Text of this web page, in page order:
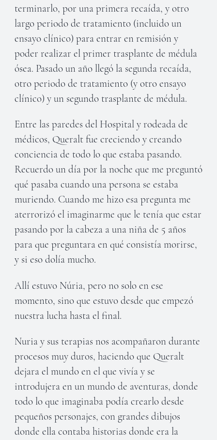
terminarlo, por una primera recaída, y otro
largo periodo de tratamiento (incluido un
ensayo clínico) para entrar en remisión y
poder realizar el primer trasplante de médula
ósea. Pasado un año llegó la segunda recaída,
otro periodo de tratamiento (y otro ensayo
clínico) y un segundo trasplante de médula.
Entre las paredes del Hospital y rodeada de
médicos, Queralt fue creciendo y creando
conciencia de todo lo que estaba pasando.
Recuerdo un día por la noche que me preguntó
qué pasaba cuando una persona se estaba
muriendo. Cuando me hizo esa pregunta me
aterrorizó el imaginarme que le tenía que estar
pasando por la cabeza a una niña de 5 años
para que preguntara en qué consistía morirse,
y si eso dolía mucho.
Allí estuvo Núria, pero no solo en ese
momento, sino que estuvo desde que empezó
nuestra lucha hasta el final.
Nuria y sus terapias nos acompañaron durante
procesos muy duros, haciendo que Queralt
dejara el mundo en el que vivía y se
introdujera en un mundo de aventuras, donde
todo lo que imaginaba podía crearlo desde
pequeños personajes, con grandes dibujos
donde ella contaba historias donde era la